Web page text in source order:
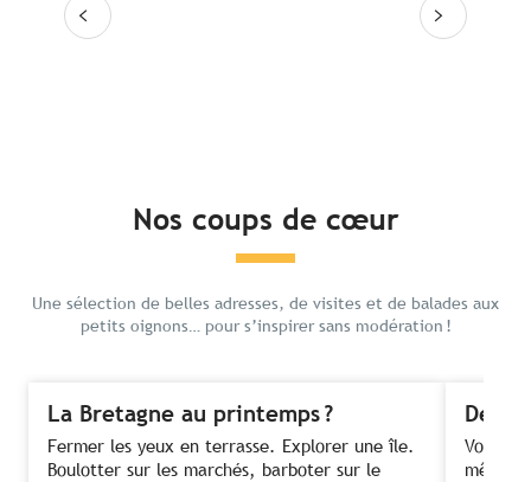
Nos coups de cœur
Une sélection de belles adresses, de visites et de balades aux
petits oignons… pour s’inspirer sans modération !
La Bretagne au printemps ?
Fermer les yeux en terrasse. Explorer une île.
Boulotter sur les marchés, barboter sur le
Des
Voir
même